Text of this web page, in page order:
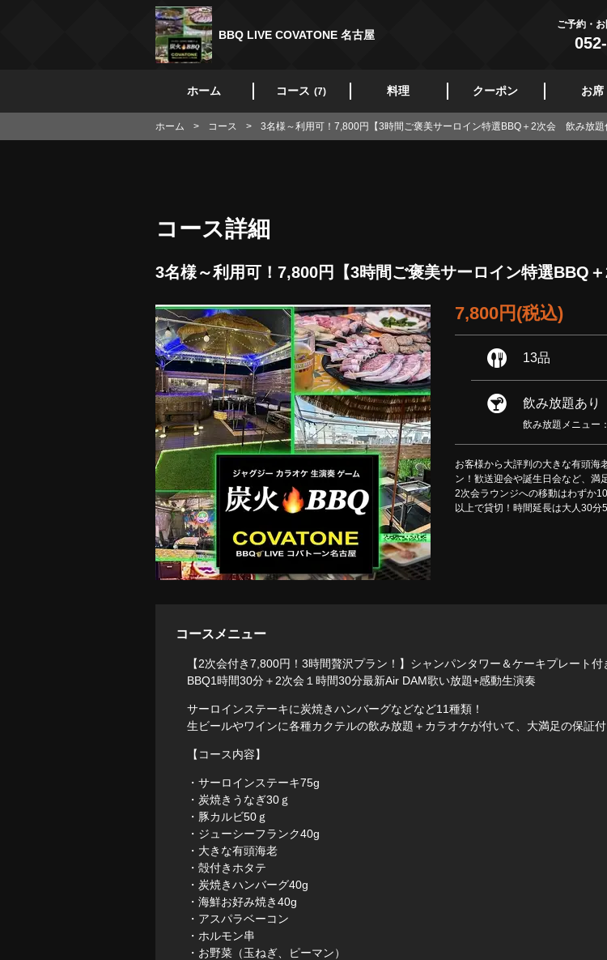
BBQ LIVE COVATONE 名古屋
ご予約・
ホーム コース (7) 料理 クーポン お席
ホーム コース 3名様～利用可！7,800円【3時間ご褒美サーロイン特選BBQ＋2次会 飲み放題
コース詳細
3名様～利用可！7,800円【3時間ご褒美サーロイン特選BBQ
7,800円 (税込)
13品
飲み放題あり
飲み放題メニュー
お客様から大評判の大きな有頭海
ン！歓送迎会や誕生日会など、満
2次会ラウンジへの移動はわずか
以上で貸切！時間延長は大人30分
コースメニュー
【2次会付き7,800円！3時間贅沢プラン！】シャンパンタワー＆ケーキプレート付
BBQ1時間30分＋2次会１時間30分最新Air DAM歌い放題+感動生演奏
サーロインステーキに炭焼きハンバーグなどなど11種類！
生ビールやワインに各種カクテルの飲み放題＋カラオケが付いて、大満足の保証付
【コース内容】
・サーロインステーキ75g
・炭焼きうなぎ30ｇ
・豚カルビ50ｇ
・ジューシーフランク40g
・大きな有頭海老
・殻付きホタテ
・炭焼きハンバーグ40g
・海鮮お好み焼き40g
・アスパラベーコン
・ホルモン串
・お野菜（玉ねぎ、ピーマン）